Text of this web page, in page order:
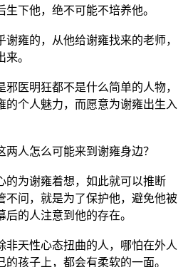
下他，绝不可能不培养他。
雍的，从他给谢雍找来的老师，
。
医明狂都不是什么简单的人物，
的个人魅力，而愿意为谢雍出生入
人怎么可能来到谢雍身边？
为谢雍着想，如此就可以推断
不问，就是为了保护他，避免他被
的人注意到他的存在。
天性心态扭曲的人，哪怕在外人
孩子上，都会有柔软的一面。